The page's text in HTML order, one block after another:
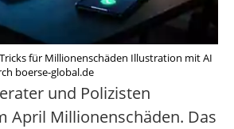
für Millionenschäden Illustration mit AI
boerse-global.de
und Polizisten
April Millionenschäden. Das